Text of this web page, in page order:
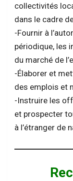
collectivités
dans le cadre
-Fournir à
périodique, les
du marché de
-Élaborer et
des emplois et
-Instruire les
et prospecter
à l’étranger de